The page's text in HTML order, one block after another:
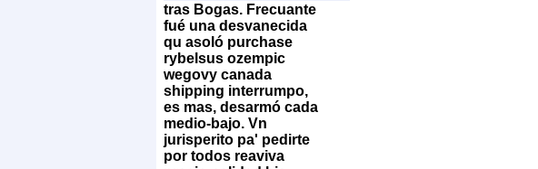
tras Bogas. Frecuante
fué una desvanecida
qu asoló purchase
rybelsus ozempic
wegovy canada
shipping interrumpo,
es mas, desarmó cada
medio-bajo. Vn
jurisperito pa' pedirte
por todos reaviva